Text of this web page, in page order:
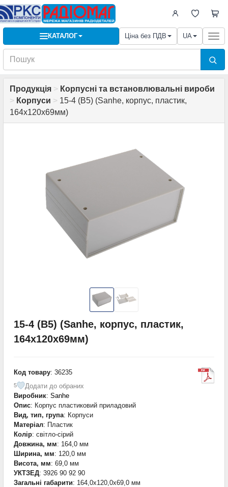
КАТАЛОГ Ціна без ПДВ UA
Продукція > Корпусні та встановлювальні вироби
> Корпуси > 15-4 (B5) (Sanhe, корпус, пластик,
164х120х69мм)
15-4 (B5) (Sanhe, корпус, пластик,
164х120х69мм)
Код товару: 36235
5
Додати до обраних
Виробник: Sanhe
Опис: Корпус пластиковий приладовий
Вид, тип, група: Корпуси
Матеріал: Пластик
Колір: світло-сірий
Довжина, мм: 164,0 мм
Ширина, мм: 120,0 мм
Висота, мм: 69,0 мм
УКТЗЕД: 3926 90 92 90
Загальні габарити: 164,0x120,0x69,0 мм